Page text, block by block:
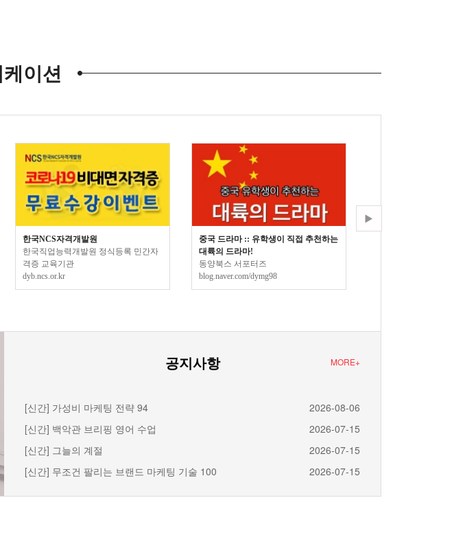
이션
한국NCS자격개발원
한국직업능력개발원 정식등록 민간자
격증 교육기관
dyb.ncs.or.kr
중국 드라마 :: 유학생이 직접 추천하는
대륙의 드라마!
동양북스 서포터즈
blog.naver.com/dymg98
공지사항
[신간] 가성비 마케팅 전략 94
2026-08-06
[신간] 백악관 브리핑 영어 수업
2026-07-15
[신간] 그늘의 계절
2026-07-15
[신간] 무조건 팔리는 브랜드 마케팅 기술 100
2026-07-15
MORE+